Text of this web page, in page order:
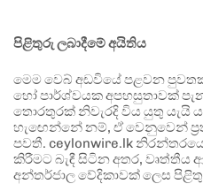
පිළිතුරු ලබාදීමේ අයිතිය
මෙම වෙබ් අඩවියේ පළවන
හෝ පාර්ශ්වයක අපහසුතාවක්
තොරතුරක් නිවැරදි විය යුතු යැයි
හැඟෙන්නේ නම්, ඒ වෙනුවෙන්
පවතී. ceylonwire.lk
කිරීමට බැඳී සිටින අතර, වෘත්තීය
අන්තර්ජාල වේදිකාවක් ලෙස